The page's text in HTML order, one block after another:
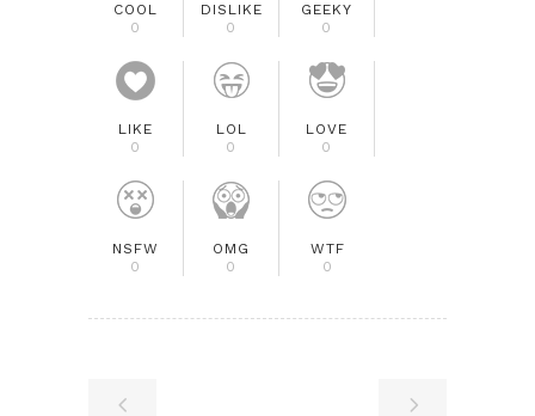
COOL
0
DISLIKE
0
GEEKY
0
LIKE
0
LOL
0
LOVE
0
NSFW
0
OMG
0
WTF
0